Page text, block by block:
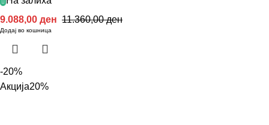
11.360,00ден
9.088,00 ден
Додај во кошница
-20%
Акција20%